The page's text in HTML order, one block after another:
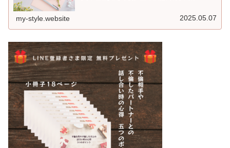
my-style.website 2025.05.07